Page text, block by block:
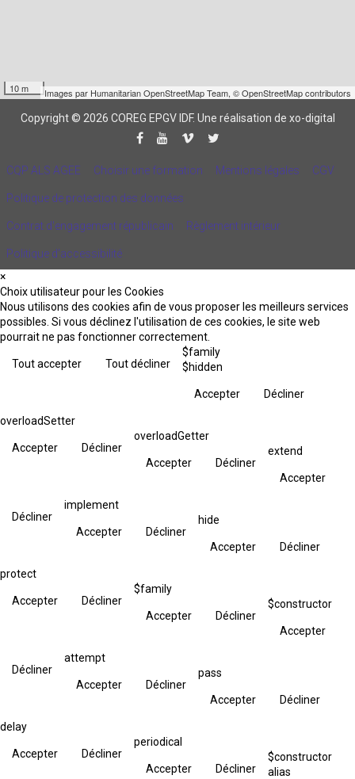
10 m Images par Humanitarian OpenStreetMap Team, © OpenStreetMap contributors
Copyright © 2026 COREG EPGV IDF. Une réalisation de xo-digital
CQP ALS AGEE Choisir une formation Mentions légales CGV
Politique de protection des données
Contrat d'engagement républicain Règlement intérieur
Politique d’accessibilité
×
Choix utilisateur pour les Cookies
Nous utilisons des cookies afin de vous proposer les meilleurs services
possibles. Si vous déclinez l'utilisation de ces cookies, le site web
pourrait ne pas fonctionner correctement.
Tout accepter Tout décliner
$family
$hidden
Accepter Décliner
overloadSetter
Accepter Décliner
overloadGetter
Accepter Décliner
extend
Accepter
Décliner
implement
Accepter Décliner
hide
Accepter Décliner
protect
Accepter Décliner
$family
Accepter Décliner
$constructor
Accepter
Décliner
attempt
Accepter Décliner
pass
Accepter Décliner
delay
Accepter Décliner
periodical
Accepter Décliner
$constructor
alias